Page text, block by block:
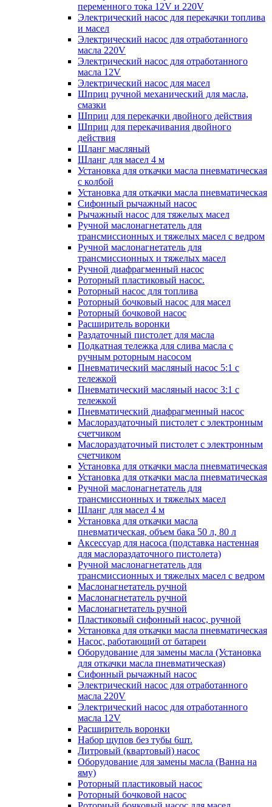
переменного тока 12V и 220V
Электрический насос для перекачки топлива
и масел
Электрический насос для отработанного
масла 220V
Электрический насос для отработанного
масла 12V
Электрический насос для масел
Шприц ручной механический для масла,
смазки
Шприц для перекачки двойного действия
Шприц для перекачивания двойного
действия
Шланг масляный
Шланг для масел 4 м
Установка для откачки масла пневматическая
с колбой
Установка для откачки масла пневматическая
Сифонный рычажный насос
Рычажный насос для тяжелых масел
Ручной маслонагнетатель для
трансмиссионных и тяжелых масел с ведром
Ручной маслонагнетатель для
трансмиссионных и тяжелых масел
Ручной диафрагменный насос
Роторный пластиковый насос.
Роторный насос для топлива
Роторный бочковый насос для масел
Роторный бочковой насос
Расширитель воронки
Раздаточный пистолет для масла
Подкатная тележка для слива масла с
ручным роторным насосом
Пневматический масляный насос 5:1 с
тележкой
Пневматический масляный насос 3:1 с
тележкой
Пневматический диафрагменный насос
Маслораздаточный пистолет с электронным
счетчиком
Маслораздаточный пистолет с электронным
счетчиком
Установка для откачки масла пневматическая
Установка для откачки масла пневматическая
Ручной маслонагнетатель для
трансмиссионных и тяжелых масел
Шланг для масел 4 м
Установка для откачки масла
пневматическая, объем бака 50 л, 80 л
Аксессуар для насоса (подставка настенная
для маслораздаточного пистолета)
Ручной маслонагнетатель для
трансмиссионных и тяжелых масел с ведром
Маслонагнетатель ручной
Маслонагнетатель ручной
Маслонагнетатель ручной
Пластиковый сифонный насос, ручной
Установка для откачки масла пневматическая
Насос, работающий от батареи
Оборудование для замены масла (Установка
для откачки масла пневматическая)
Сифонный рычажный насос
Электрический насос для отработанного
масла 220V
Электрический насос для отработанного
масла 12V
Расширитель воронки
Набор щупов без тубы 6шт.
Литровый (квартовый) насос
Оборудование для замены масла (Ванна на
яму)
Роторный пластиковый насос
Роторный бочковой насос